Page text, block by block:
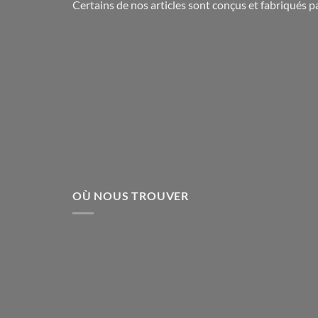
du
Certains de nos articles sont conçus et fabriqués
OÙ NOUS TROUVER